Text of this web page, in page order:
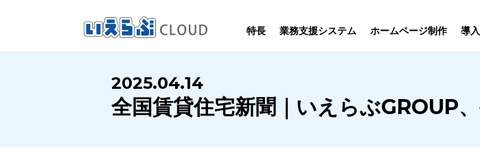
特長 業務支援システム
SYSTEM
いえらぶCLOUDは不動産業務を
幅広く支援しています。
業務向け機能 業務向け機能
ホームページ制作
HOMEPAGE
いえらぶは集客用ホームページを
不動産業に特化して制作しています。
制作について
導
PERFORMANCE
いえらぶCLOUDを実際にご利用の
お客様の声と制作実績のご紹介です。
ユーザーイ
INFORMATION
いえらぶCLOUDや不動産業界に関する
ニュース･ノウハウをお伝えします。
ニュース一覧
2025.04.14
全国賃貸住宅新聞｜いえらぶGROUP